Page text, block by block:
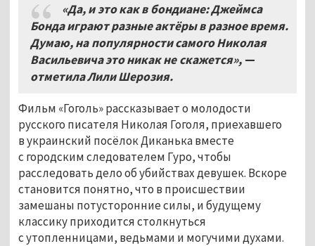
«Да, и это как в бондиане: Джеймса
Бонда играют разные актёры в разное время.
Думаю, на популярности самого Николая
Васильевича это никак не скажется», —
отметила Лили Шерозия.
Фильм «Гоголь» рассказывает о молодости
русского писателя Николая Гоголя, приехавшего
в украинский посёлок Диканька вместе
с городским следователем Гуро, чтобы
расследовать дело об убийствах девушек. Вскоре
становится понятно, что в происшествии
замешаны потусторонние силы, и будущему
классику приходится столкнуться
с утопленницами, ведьмами и могучими духами.